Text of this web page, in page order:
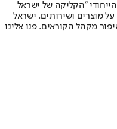
"הקליקה של ישראל
מוצרים ושירותים. ישראל
מקהל הקוראים. פנו אלינו